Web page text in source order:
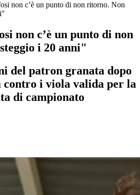
non c’è un punto di non ritorno. Non
non c’è un punto di non
i 20 anni"
del patron granata dopo
contro i viola valida per la
di campionato